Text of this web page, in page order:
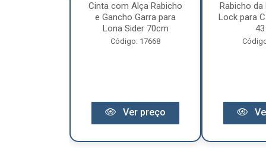
Cinta com Alça Rabicho
e Gancho Garra para
Lona Sider 70cm
Código: 17668
Ver preço
Rabicho da
Lock para